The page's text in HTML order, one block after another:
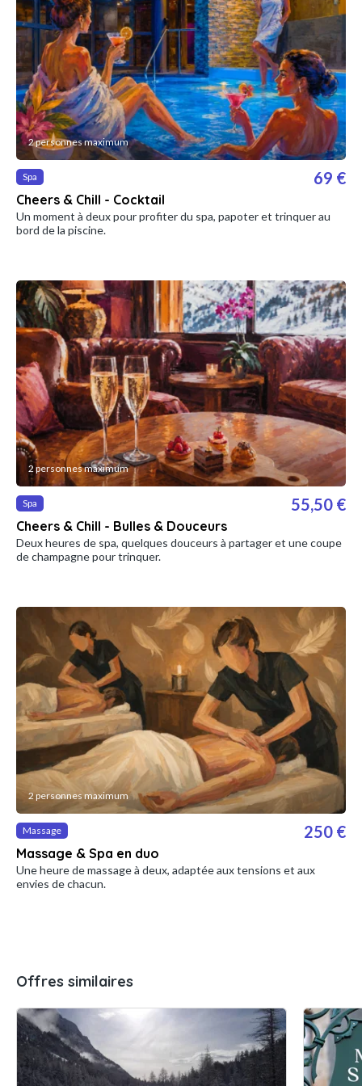
2 personnes maximum
Spa
Cheers & Chill - Cocktail
69 €
Un moment à deux pour profiter du spa, papoter et trinquer au
bord de la piscine.
2 personnes maximum
Spa
Cheers & Chill - Bulles & Douceurs
55,50 €
Deux heures de spa, quelques douceurs à partager et une coupe
de champagne pour trinquer.
2 personnes maximum
Massage
Massage & Spa en duo
250 €
Une heure de massage à deux, adaptée aux tensions et aux
envies de chacun.
Offres similaires